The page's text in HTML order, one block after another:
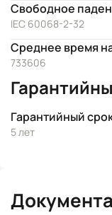
Свободное
IEC 60068-2-32
Среднее время
733606
Гарантийный
5 лет